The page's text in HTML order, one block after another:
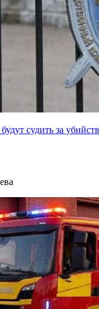
судить за